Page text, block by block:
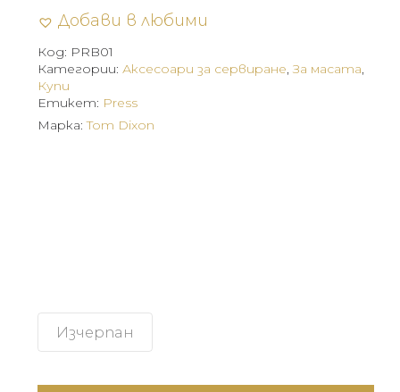
Добави в любими
Код: PRB01
Категории: Аксесоари за сервиране,За масата,
Купи
Етикет: Press
Изчерпан
Марка:Tom Dixon